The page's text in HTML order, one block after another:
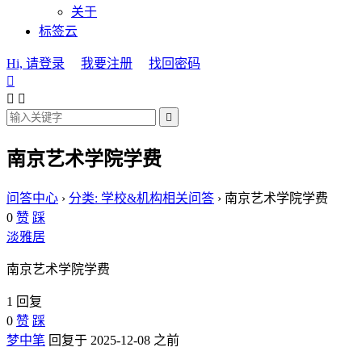
关于
标签云
Hi, 请登录 我要注册
找回密码

 

南京艺术学院学费
问答中心 › 分类: 学校&机构相关问答 › 南京艺术学院学费
0 赞 踩
淡雅居
南京艺术学院学费
1 回复
0 赞 踩
梦中笔 回复于 2025-12-08 之前